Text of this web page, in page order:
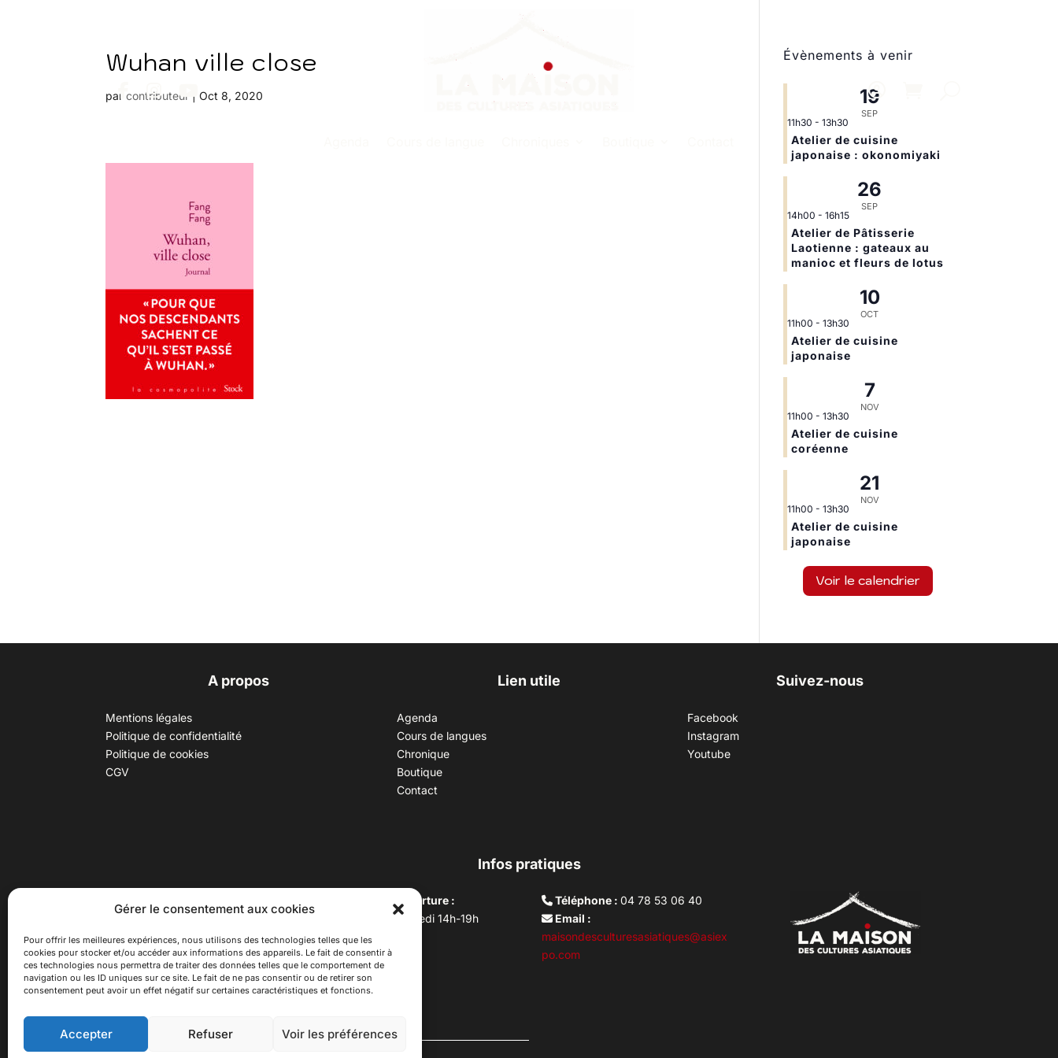
Gérer le consentement aux cookies
Pour offrir les meilleures expériences, nous utilisons des technologies telles que les
cookies pour stocker et/ou accéder aux informations des appareils. Le fait de consentir à
ces technologies nous permettra de traiter des données telles que le comportement de
navigation ou les ID uniques sur ce site. Le fait de ne pas consentir ou de retirer son
consentement peut avoir un effet négatif sur certaines caractéristiques et fonctions.
Accepter Refuser Voir les préférences
Wuhan ville close
parcontributeur |Oct 8, 2020
Évènements à venir
19
SEP
11h30 - 13h30
Atelier de cuisine
japonaise : okonomiyaki
26
SEP
14h00 - 16h15
Atelier de Pâtisserie
Laotienne : gateaux au
manioc et fleurs de lotus
10
OCT
11h00 - 13h30
Atelier de cuisine
japonaise
7
NOV
11h00 - 13h30
Atelier de cuisine
coréenne
21
NOV
11h00 - 13h30
Atelier de cuisine
japonaise
Voir le calendrier
A propos
Mentions légales
Politique de confidentialité
Politique de cookies
CGV
Lien utile
Agenda
Cours de langues
Chronique
Boutique
Contact
Suivez-nous
Facebook
Instagram
Youtube
Infos pratiques
(adresse postale : 62 rue St
Maximin, 69003 Lyon)
à 100 mètres du métro D Monplaisir
Lumière, T3 Dauphiné Lacassagne,
bus C16 Dr Rebatel
Horaires d’ouverture :
Du mardi au vendredi 14h-19h
Samedi 10h –17h
Fermeture lundi
Téléphone :04 78 53 06 40
Email :
maisondesculturesasiatiques@asiex
po.com